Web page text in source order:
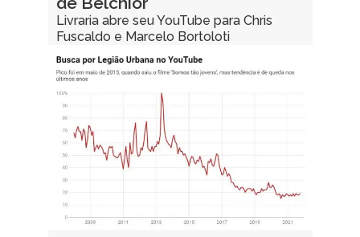
Livraria abre seu YouTube para Chris
Fuscaldo e Marcelo Bortoloti